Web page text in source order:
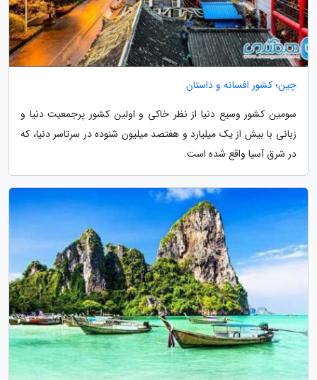
چین؛ کشور افسانه و داستان
سومین کشور وسیع دنیا از نظر خاکی و اولین کشور پرجمعیت دنیا و
زبانی با بیش از یک میلیارد و هفتصد میلیون شنوده در سرتاسر دنیا، که
در شرق آسیا واقع شده است.